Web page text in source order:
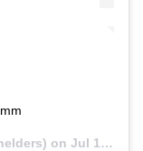
on Jul 1, 2018 at 5:17am PDT